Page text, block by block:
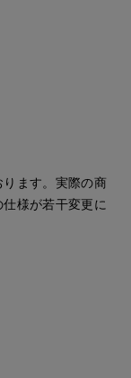
ります。実際の商
様が若干変更に